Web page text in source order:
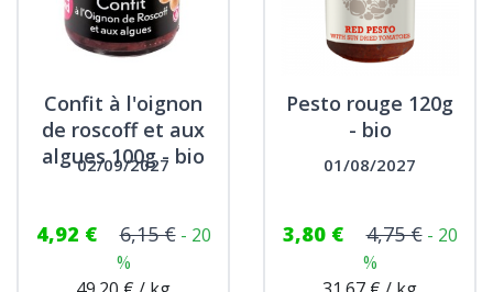
Confit à l'oignon
de roscoff et aux
algues 100g - bio
02/09/2027
4,92 € 6,15 € - 20
%
Pesto rouge 120g
- bio
01/08/2027
3,80 € 4,75 € - 20
%